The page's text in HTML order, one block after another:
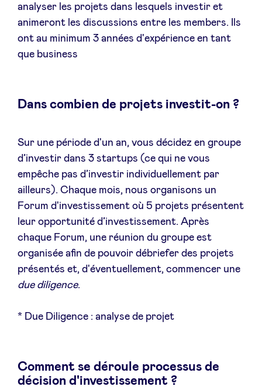
Toegang 'dealflow' investeerder
Health Expert Circle
en
LinkedIn
analyser les projets dans lesquels investir et
animeront les discussions entre les members. Ils
ont au minimum 3 années d'expérience en tant
que business
Dans combien de projets investit-on ?
Sur une période d'un an, vous décidez en groupe
d’investir dans 3 startups (ce qui ne vous
empêche pas d’investir individuellement par
ailleurs). Chaque mois, nous organisons un
Forum d'investissement où 5 projets présentent
leur opportunité d’investissement. Après
chaque Forum, une réunion du groupe est
organisée afin de pouvoir débriefer des projets
présentés et, d'éventuellement, commencer une
due diligence.
* Due Diligence : analyse de projet
Comment se déroule processus de
décision d'investissement ?